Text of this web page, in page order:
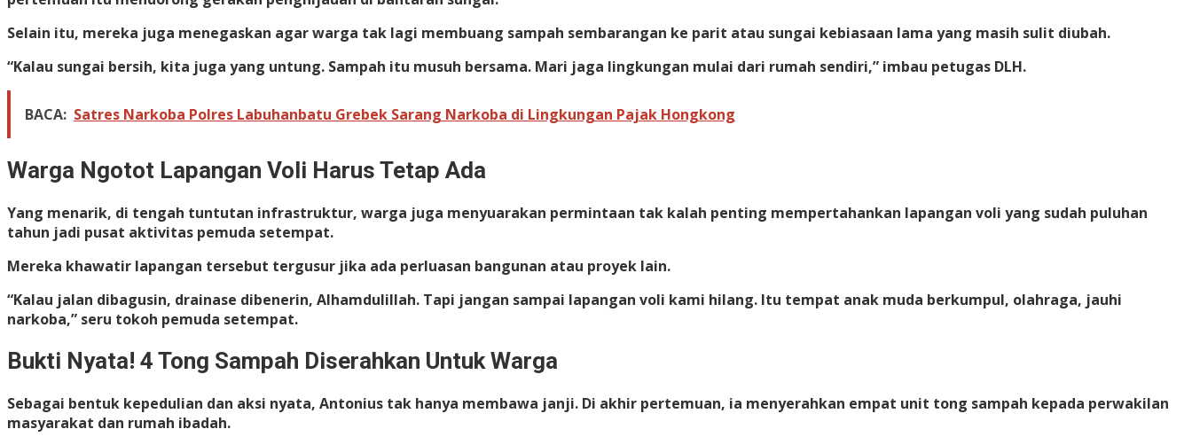
Selain itu, mereka juga menegaskan agar warga tak lagi membuang sampah sembarangan ke parit atau sungai kebiasaan lama yang masih sulit diubah.
“Kalau sungai bersih, kita juga yang untung. Sampah itu musuh bersama. Mari jaga lingkungan mulai dari rumah sendiri,” imbau petugas DLH.
BACA: Satres Narkoba Polres Labuhanbatu Grebek Sarang Narkoba di Lingkungan Pajak Hongkong
Warga Ngotot Lapangan Voli Harus Tetap Ada
Yang menarik, di tengah tuntutan infrastruktur, warga juga menyuarakan permintaan tak kalah penting mempertahankan lapangan voli yang sudah puluhan
tahun jadi pusat aktivitas pemuda setempat.
Mereka khawatir lapangan tersebut tergusur jika ada perluasan bangunan atau proyek lain.
“Kalau jalan dibagusin, drainase dibenerin, Alhamdulillah. Tapi jangan sampai lapangan voli kami hilang. Itu tempat anak muda berkumpul, olahraga, jauhi
narkoba,” seru tokoh pemuda setempat.
Bukti Nyata! 4 Tong Sampah Diserahkan Untuk Warga
Sebagai bentuk kepedulian dan aksi nyata, Antonius tak hanya membawa janji. Di akhir pertemuan, ia menyerahkan empat unit tong sampah kepada perwakilan
masyarakat dan rumah ibadah.